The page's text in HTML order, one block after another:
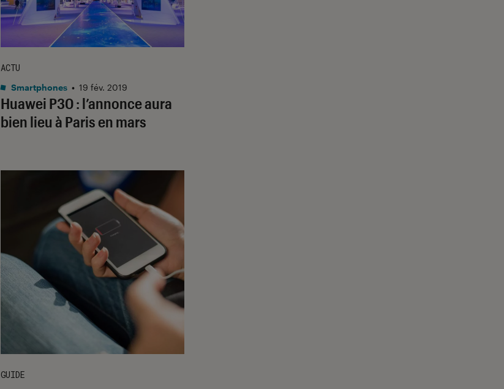
Huawei P30 : l’annonce aura
bien lieu à Paris en mars
ACTU
Smartphones • 19 fév. 2019
GUIDE